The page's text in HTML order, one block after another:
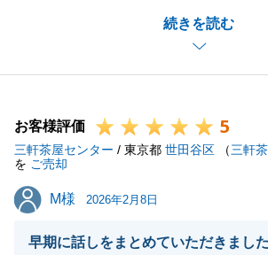
続きを読む
たので、ご購入頂けたのだと思います
随時、ご連絡を頂いていたので、私
ことができました。
ら、お気軽におっしゃって下さい。
引き続き、宜しくお願い申し上げま
お客様評価 5
三軒茶屋センター / 東京都 世田谷区 （三軒
を ご売却
M様
M様 2026年2月8日
早期に話しをまとめていただきました